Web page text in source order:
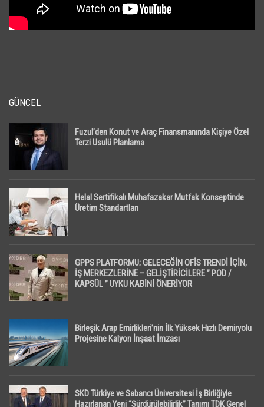
GÜNCEL
Fuzul’den Konut ve Araç Finansmanında Kişiye Özel
Terzi Usulü Planlama
Helal Sertifikalı Muhafazakar Mutfak Konseptinde
Üretim Standartları
GPPS PLATFORMU; GELECEĞİN OFİS TRENDİ İÇİN,
İŞ MERKEZLERİNE – GELİŞTİRİCİLERE ” POD /
KAPSÜL ” UYKU KABİNİ ÖNERİYOR
Birleşik Arap Emirlikleri’nin İlk Yüksek Hızlı Demiryolu
Projesine Kalyon İnşaat İmzası
SKD Türkiye ve Sabancı Üniversitesi İş Birliğiyle
Hazırlanan Yeni “Sürdürülebilirlik” Tanımı TDK Genel